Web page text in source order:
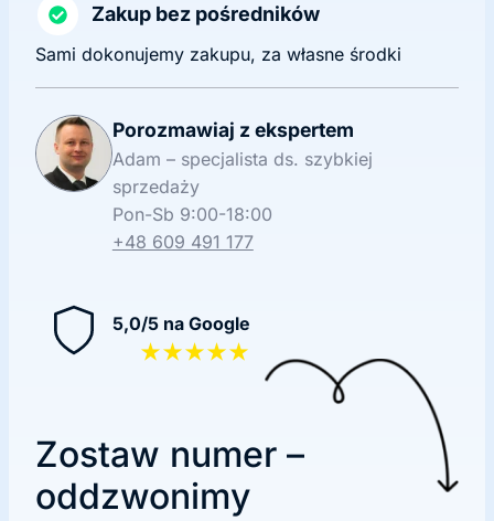
Zakup bez pośredników
Sami dokonujemy zakupu, za własne środki
Porozmawiaj z ekspertem
Adam – specjalista ds. szybkiej
sprzedaży
Pon-Sb 9:00-18:00
+48 609 491 177
5,0/5 na Google
★★★★★
Zostaw numer –
oddzwonimy